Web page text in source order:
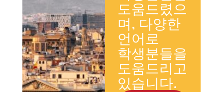
도움드렸으
며, 다양한
언어로
학생분들을
도움드리고
있습니다.